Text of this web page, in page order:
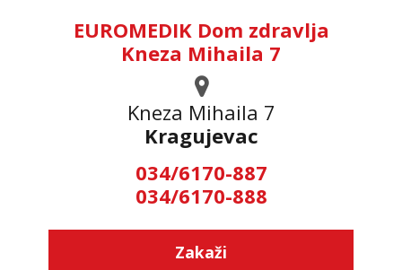
EUROMEDIK Dom zdravlja
Kneza Mihaila 7
Kneza Mihaila 7
Kragujevac
034/6170-887
034/6170-888
Zakaži